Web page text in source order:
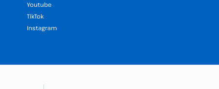
Youtube
TikTok
Instagram